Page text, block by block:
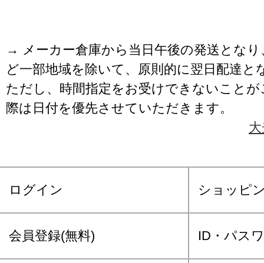
→ メーカー倉庫から当日午後の発送となり
ど一部地域を除いて、原則的に翌日配達と
ただし、時間指定をお受けできないこと
際は日付を優先させていただきます。
ログイン ショッピ
会員登録(無料) ID・パス